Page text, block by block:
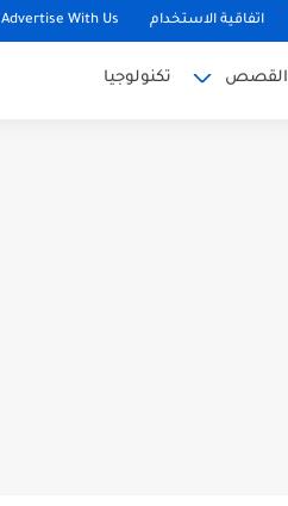
اتفاقية الاستخدام Advertise With Us
القصص تكنولوجيا